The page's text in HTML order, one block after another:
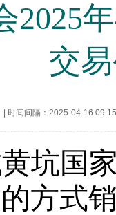
2025
交
时间间隔：2025-04-16 09:15
坑国
方式